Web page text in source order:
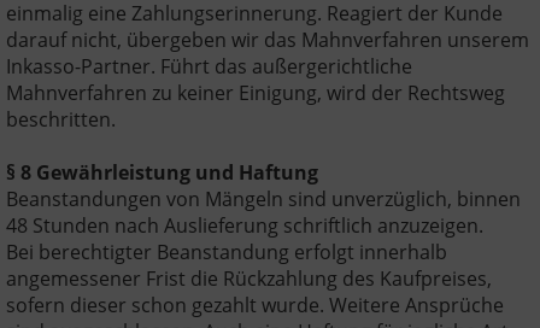
einmalig eine Zahlungserinnerung. Reagiert der Kunde
darauf nicht, übergeben wir das Mahnverfahren unserem
Inkasso-Partner. Führt das außergerichtliche
Mahnverfahren zu keiner Einigung, wird der Rechtsweg
beschritten.
§ 8 Gewährleistung und Haftung
Beanstandungen von Mängeln sind unverzüglich, binnen
48 Stunden nach Auslieferung schriftlich anzuzeigen.
Bei berechtigter Beanstandung erfolgt innerhalb
angemessener Frist die Rückzahlung des Kaufpreises,
sofern dieser schon gezahlt wurde. Weitere Ansprüche